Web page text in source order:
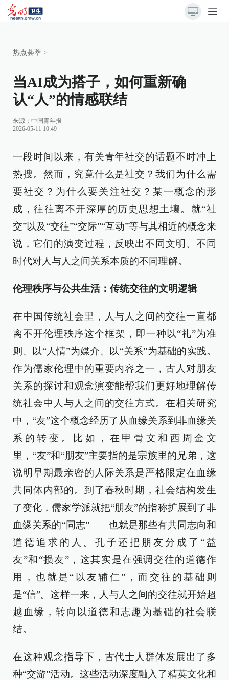
热点荟萃 >
当AI成为搭子，如何重新确
认“人”的情感联结
来源： 中国青年报
2026-05-11 10:49
一段时间以来，有关青年社交的话题不时冲上
热搜。然而，究竟什么是社交？我们为什么需
要社交？为什么要关注社交？某一概念的形
成，往往离不开深厚的历史思想土壤。就“社
交”以及“交往”“交际”“互动”等与其相近的概念来
说，它们的演变过程，反映出不同文明、不同
时代对人与人之间关系本质的不同理解。
伦理秩序与公共生活：传统交往的文明逻辑
在中国传统社会里，人与人之间的交往一直都
离不开伦理秩序这个框架，即一种以“礼”为准
则、以“人情”为媒介、以“关系”为基础的实践。
作为儒家伦理中的重要内容之一，古人对朋友
关系的探讨和观念演变能帮我们更好地理解传
统社会中人与人之间的交往方式。在相关研究
中，“友”这个概念经历了从血缘关系到非血缘关
系的转变。比如，在甲骨文和西周金文
里，“友”和“朋友”主要指的是宗族里的兄弟，这
说明早期最亲密的人际关系是严格限定在血缘
共同体内部的。到了春秋时期，社会结构发生
了变化，儒家学派就把“朋友”的指称扩展到了非
血缘关系的“同志”——也就是那些有共同志向和
道德追求的人。孔子还把朋友分成了“益
友”和“损友”，这其实是在强调交往的道德作
用，也就是“以友辅仁”，而交往的基础则
是“信”。这样一来，人与人之间的交往就开始超
越血缘，转向以道德和志趣为基础的社会联
结。
在这种观念指导下，古代士人群体发展出了多
种“交游”活动。这些活动深度融入了精英文化和